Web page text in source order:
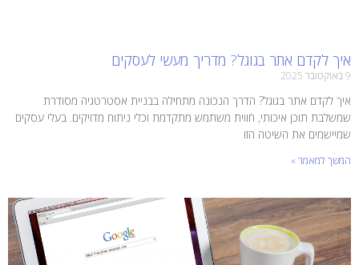
איך לקדם אתר בגוגל? מדריך מעשי לעסקים
9 באוקטובר 2025
איך לקדם אתר בגוגל? הדרך הנכונה מתחילה בבניית אסטרטגיה מסודרת
שמשלבת תוכן איכותי, חווית משתמש מתקדמת וכלי ניתוח מדויקים. בעלי עסקים
שמיישמים את השיטה הזו
המשך למאמר »